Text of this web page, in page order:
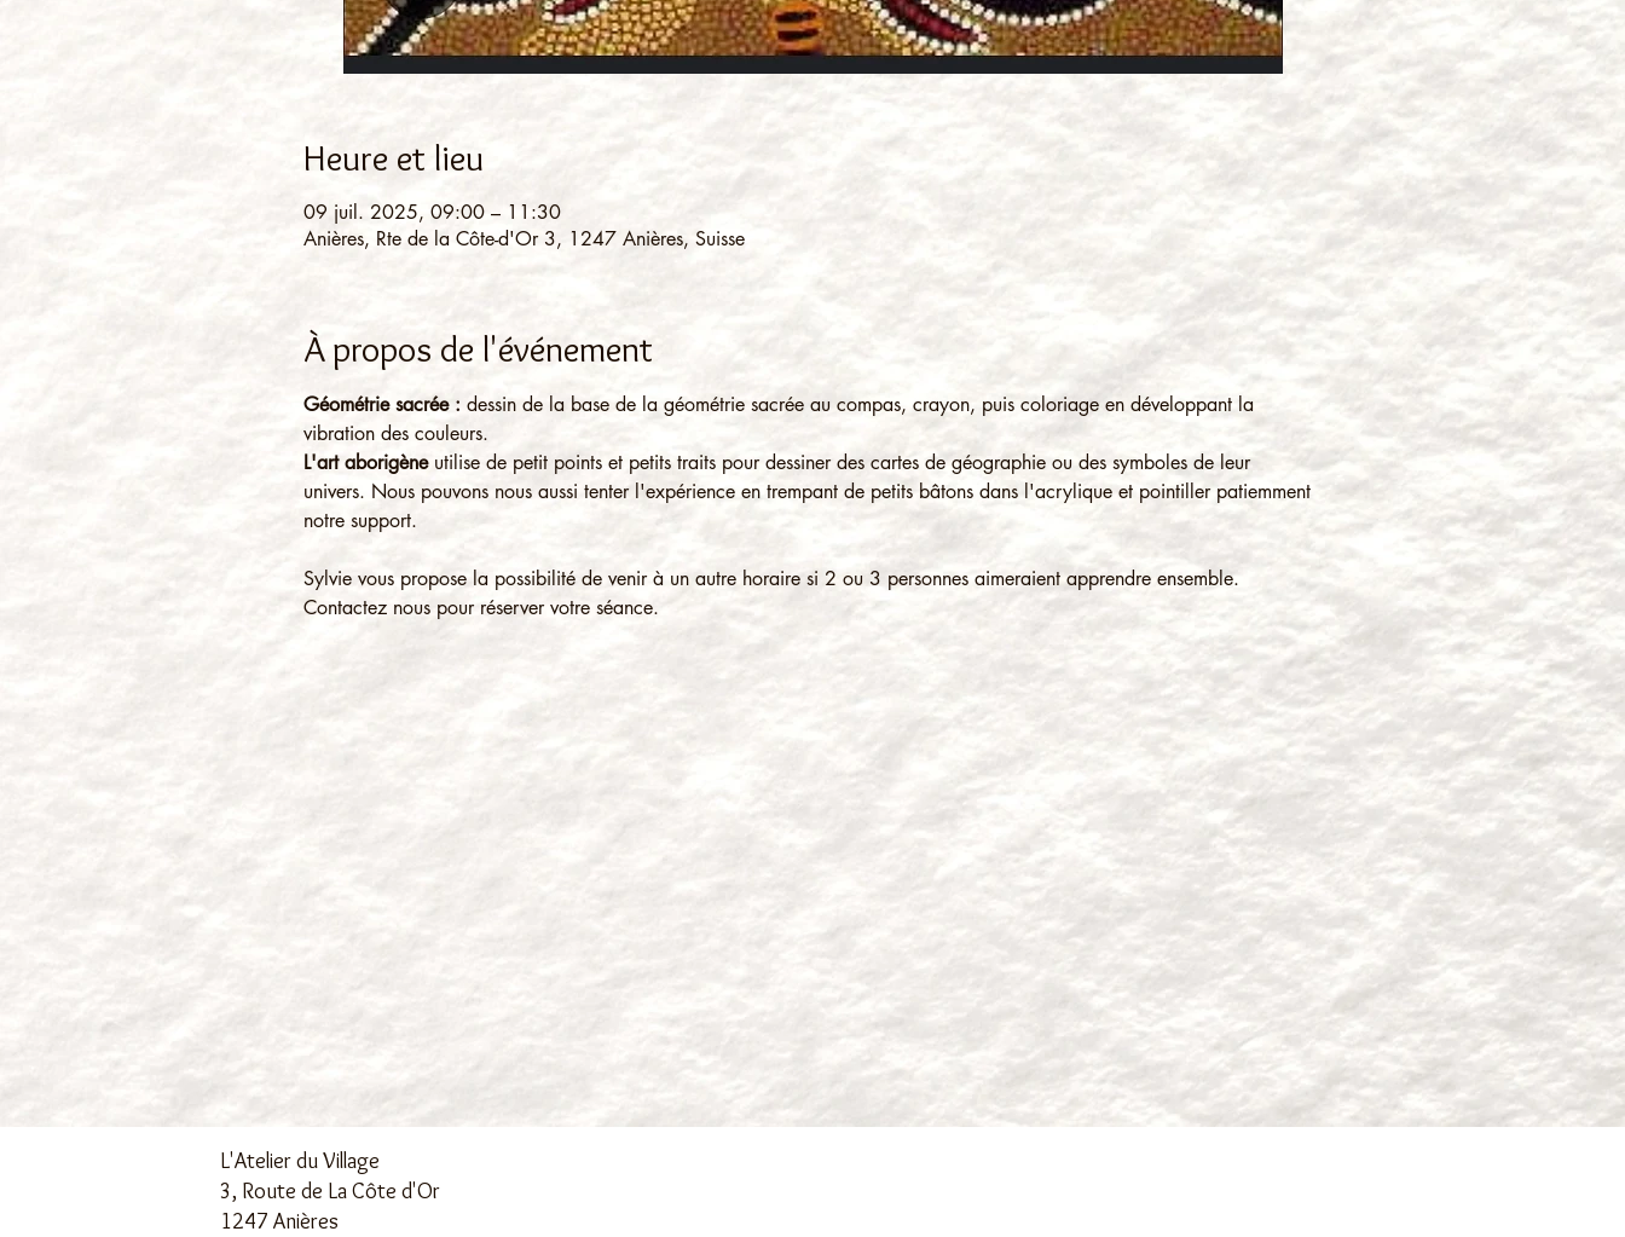
Heure et lieu
09 juil. 2025, 09:00 – 11:30
Anières, Rte de la Côte-d'Or 3, 1247 Anières, Suisse
À propos de l'événement
Géométrie sacrée : dessin de la base de la géométrie sacrée au compas, crayon, puis coloriage en développant la
vibration des couleurs.
L'art aborigène utilise de petit points et petits traits pour dessiner des cartes de géographie ou des symboles de leur
univers. Nous pouvons nous aussi tenter l'expérience en trempant de petits bâtons dans l'acrylique et pointiller patiemment
notre support.
Sylvie vous propose la possibilité de venir à un autre horaire si 2 ou 3 personnes aimeraient apprendre ensemble.
Contactez nous pour réserver votre séance.
L'Atelier du Village
3, Route de La Côte d'Or
1247 Anières